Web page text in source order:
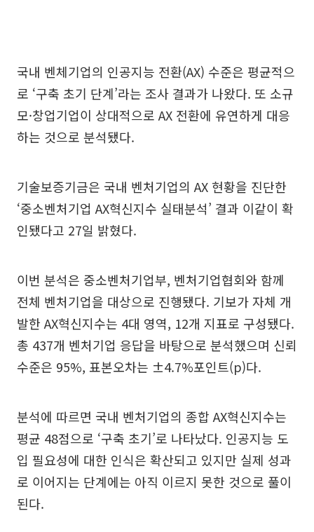
국내 벤체기업의 인공지능 전환(AX) 수준은 평균적으
로 ‘구축 초기 단계’라는 조사 결과가 나왔다. 또 소규
모·창업기업이 상대적으로 AX 전환에 유연하게 대응
하는 것으로 분석됐다.
기술보증기금은 국내 벤처기업의 AX 현황을 진단한
‘중소벤처기업 AX혁신지수 실태분석’ 결과 이같이 확
인됐다고 27일 밝혔다.
이번 분석은 중소벤처기업부, 벤처기업협회와 함께
전체 벤처기업을 대상으로 진행됐다. 기보가 자체 개
발한 AX혁신지수는 4대 영역, 12개 지표로 구성됐다.
총 437개 벤처기업 응답을 바탕으로 분석했으며 신뢰
수준은 95%, 표본오차는 ±4.7%포인트(p)다.
분석에 따르면 국내 벤처기업의 종합 AX혁신지수는
평균 48점으로 ‘구축 초기’로 나타났다. 인공지능 도
입 필요성에 대한 인식은 확산되고 있지만 실제 성과
로 이어지는 단계에는 아직 이르지 못한 것으로 풀이
된다.